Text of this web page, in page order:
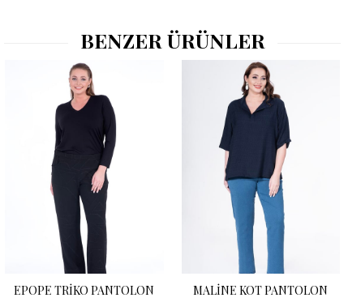
BENZER ÜRÜNLER
EPOPE TRİKO PANTOLON
MALİNE KOT PANTOLON